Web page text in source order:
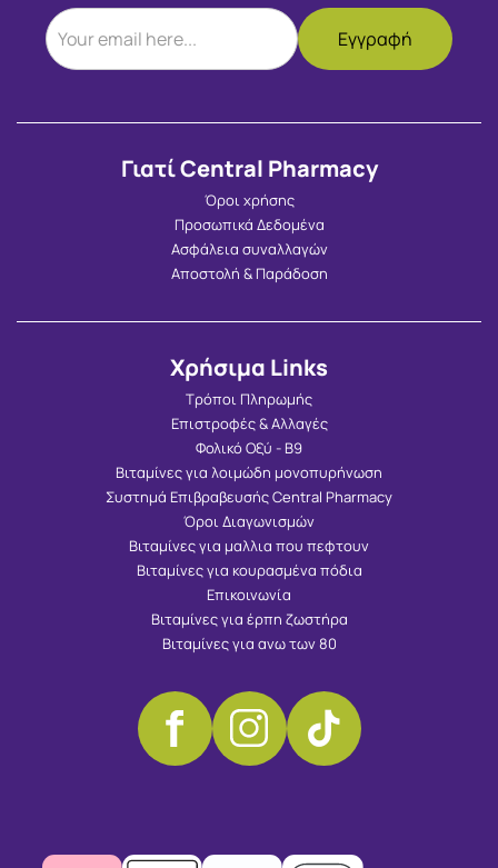
Γιατί Central Pharmacy
Όροι χρήσης
Προσωπικά Δεδομένα
Ασφάλεια συναλλαγών
Αποστολή & Παράδοση
Χρήσιμα Links
Τρόποι Πληρωμής
Επιστροφές & Αλλαγές
Φολικό Οξύ - Β9
Βιταμίνες για λοιμώδη μονοπυρήνωση
Συστημά Επιβραβευσής Central Pharmacy
Όροι Διαγωνισμών
Βιταμίνες για μαλλια που πεφτουν
Βιταμίνες για κουρασμένα πόδια
Επικοινωνία
Βιταμίνες για έρπη ζωστήρα
Βιταμίνες για ανω των 80